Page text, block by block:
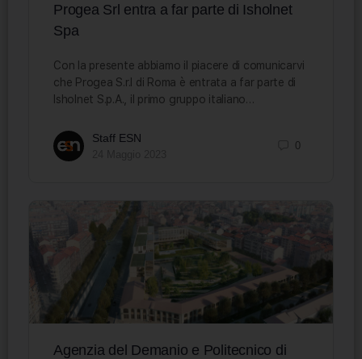
Progea Srl entra a far parte di Isholnet
Spa
Con la presente abbiamo il piacere di comunicarvi
che Progea S.r.l di Roma è entrata a far parte di
Isholnet S.p.A., il primo gruppo italiano…
Staff ESN
0
Agenzia del Demanio e Politecnico di